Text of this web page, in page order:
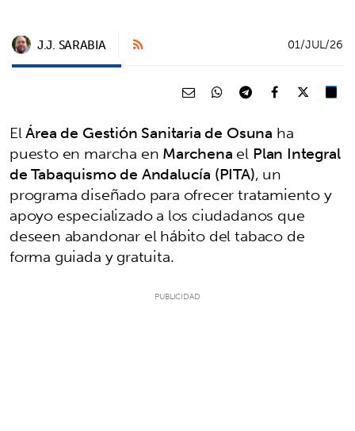
J.J. SARABIA 01/JUL/26
ElÁrea de Gestión Sanitaria de Osuna ha
puesto en marcha enMarchenaelPlan Integral
de Tabaquismo de Andalucía (PITA), un
programa diseñado para ofrecer tratamiento y
apoyo especializado a los ciudadanos que
deseen abandonar el hábito del tabaco de
forma guiada y gratuita.